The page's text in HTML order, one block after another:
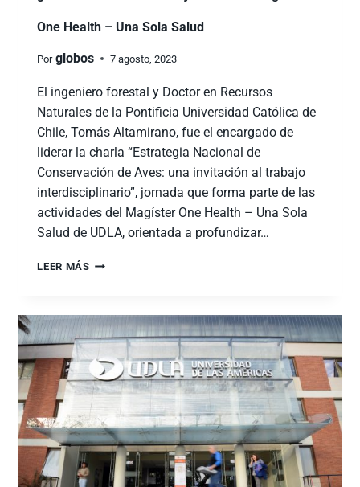
One Health – Una Sola Salud
Por globos 7 agosto, 2023
El ingeniero forestal y Doctor en Recursos
Naturales de la Pontificia Universidad Católica de
Chile, Tomás Altamirano, fue el encargado de
liderar la charla “Estrategia Nacional de
Conservación de Aves: una invitación al trabajo
interdisciplinario”, jornada que forma parte de las
actividades del Magíster One Health – Una Sola
Salud de UDLA, orientada a profundizar…
LEER MÁS